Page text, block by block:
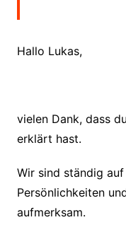
Hallo Lukas,
vielen Dank, dass
erklärt hast.
Wir sind ständig
Persönlichkeiten
aufmerksam.